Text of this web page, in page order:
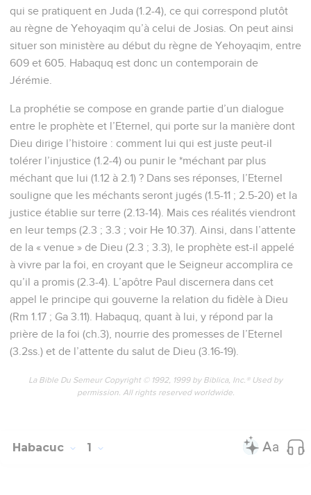
qui se pratiquent en Juda (1.2-4), ce qui correspond plutôt
au règne de Yehoyaqim qu’à celui de Josias. On peut ainsi
situer son ministère au début du règne de Yehoyaqim, entre
609 et 605. Habaquq est donc un contemporain de
Jérémie.
La prophétie se compose en grande partie d’un dialogue
entre le prophète et l’Eternel, qui porte sur la manière dont
Dieu dirige l’histoire : comment lui qui est juste peut-il
tolérer l’injustice (1.2-4) ou punir le *méchant par plus
méchant que lui (1.12 à 2.1) ? Dans ses réponses, l’Eternel
souligne que les méchants seront jugés (1.5-11 ; 2.5-20) et la
justice établie sur terre (2.13-14). Mais ces réalités viendront
en leur temps (2.3 ; 3.3 ; voir He 10.37). Ainsi, dans l’attente
de la « venue » de Dieu (2.3 ; 3.3), le prophète est-il appelé
à vivre par la foi, en croyant que le Seigneur accomplira ce
qu’il a promis (2.3-4). L’apôtre Paul discernera dans cet
appel le principe qui gouverne la relation du fidèle à Dieu
(Rm 1.17 ; Ga 3.11). Habaquq, quant à lui, y répond par la
prière de la foi (ch.3), nourrie des promesses de l’Eternel
(3.2ss.) et de l’attente du salut de Dieu (3.16-19).
La Bible Du Semeur Copyright © 1992, 1999 by Biblica, Inc.® Used by
permission. All rights reserved worldwide.
Habacuc 1